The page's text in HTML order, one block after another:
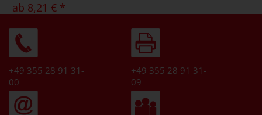
ab 8,21 € *
* [MENGEPREIS] Stück
Art.-Nr.: KY010
+49 355 28 91 31-
00
+49 355 28 91 31-
09